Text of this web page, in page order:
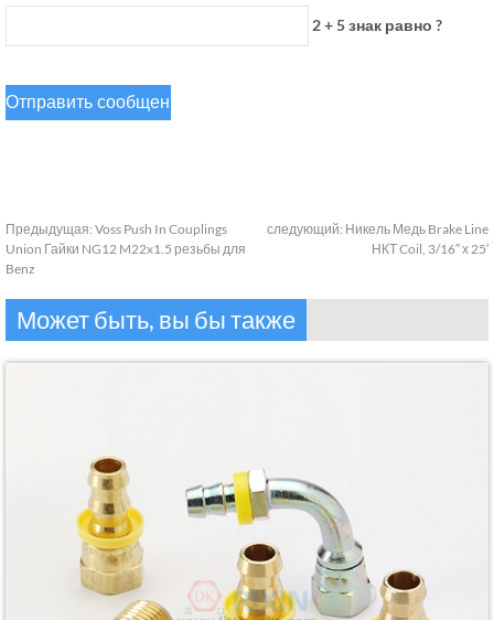
2 + 5 знак равно ?
Предыдущая: Voss Push In Couplings
Union Гайки NG12 M22x1.5 резьбы для
Benz
следующий: Никель Медь Brake Line
НКТ Coil, 3/16″ х 25′
Может быть, вы бы также